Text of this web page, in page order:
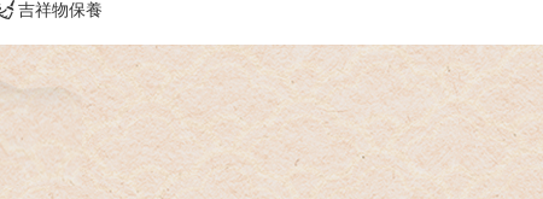
吉祥物保養